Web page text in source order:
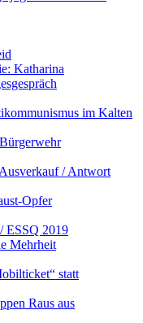
Katharina
im Kalten
/ Antwort
Opfer
ESSQ 2019
Mehrheit
statt
Raus aus